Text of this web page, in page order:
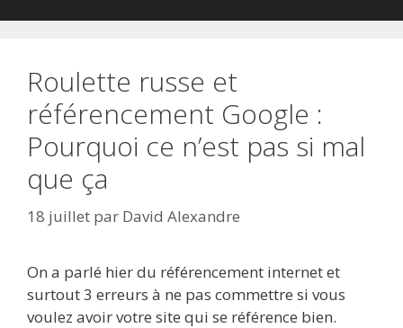
Roulette russe et
référencement Google :
Pourquoi ce n’est pas si mal
que ça
18 juillet par David Alexandre
On a parlé hier du référencement internet et
surtout 3 erreurs à ne pas commettre si vous
voulez avoir votre site qui se référence bien.